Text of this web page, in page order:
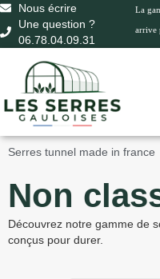
Nous écrire
Une question ?
06.78.04.09.31
La
arrive
Serres tunnel made in france
Non
Découvrez notre gamme de
conçus pour durer.